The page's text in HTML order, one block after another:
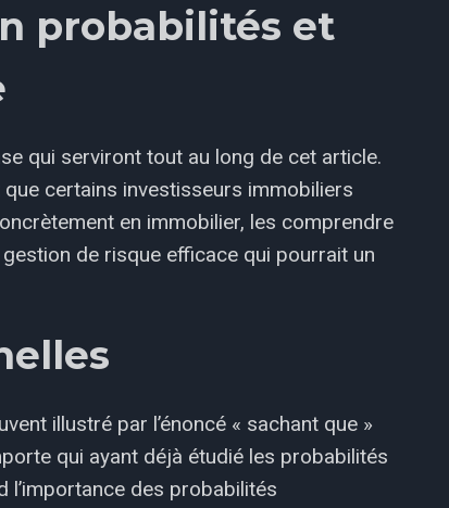
probabilités et
qui serviront tout au long de cet article.
certains investisseurs immobiliers
en immobilier, les comprendre
de risque efficace qui pourrait un
illustré par l’énoncé « sachant que »
qui ayant déjà étudié les probabilités
l’importance des probabilités